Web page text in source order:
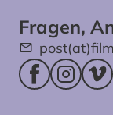
Fragen,